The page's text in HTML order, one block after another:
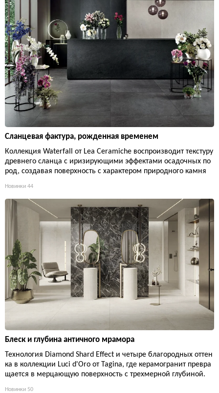
Сланцевая фактура, рожденная временем
Коллекция Waterfall от Lea Ceramiche воспроизводит текстуру
древнего сланца с иризирующими эффектами осадочных по
род, создавая поверхность с характером природного камня
Новинки 44
Блеск и глубина античного мрамора
Технология Diamond Shard Effect и четыре благородных оттен
ка в коллекции Luci d'Oro от Tagina, где керамогранит превра
щается в мерцающую поверхность с трехмерной глубиной.
Новинки 50